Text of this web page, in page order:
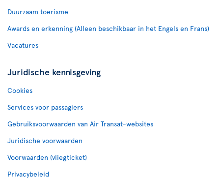
Duurzaam toerisme
Awards en erkenning (Alleen beschikbaar in het Engels en Frans)
Vacatures
Juridische kennisgeving
Cookies
Services voor passagiers
Gebruiksvoorwaarden van Air Transat-websites
Juridische voorwaarden
Voorwaarden (vliegticket)
Privacybeleid